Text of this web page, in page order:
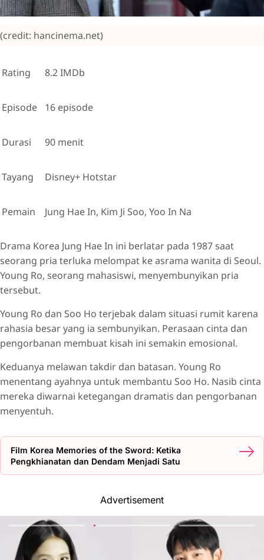
(credit: hancinema.net)
Rating 8.2 IMDb
Episode 16 episode
Durasi 90 menit
Tayang Disney+ Hotstar
Pemain Jung Hae In, Kim Ji Soo, Yoo In Na
Drama Korea Jung Hae In ini berlatar pada 1987 saat
seorang pria terluka melompat ke asrama wanita di Seoul.
Young Ro, seorang mahasiswi, menyembunyikan pria
tersebut.
Young Ro dan Soo Ho terjebak dalam situasi rumit karena
rahasia besar yang ia sembunyikan. Perasaan cinta dan
pengorbanan membuat kisah ini semakin emosional.
Keduanya melawan takdir dan batasan. Young Ro
menentang ayahnya untuk membantu Soo Ho. Nasib cinta
mereka diwarnai ketegangan dramatis dan pengorbanan
menyentuh.
Film Korea Memories of the Sword: Ketika
Pengkhianatan dan Dendam Menjadi Satu
Advertisement